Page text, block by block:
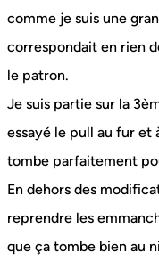
comme je suis une
correspondait en rien
le patron.
Je suis partie sur la
essayé le pull au fur et
tombe parfaitement
En dehors des
reprendre les
que ça tombe bien au